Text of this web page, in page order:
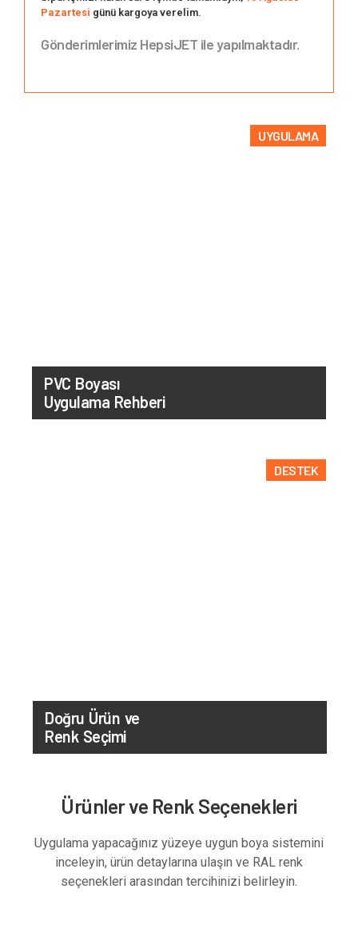
Pazartesi günü kargoya verelim.
Gönderimlerimiz HepsiJET ile yapılmaktadır.
UYGULAMA
PVC Boyası
Uygulama Rehberi
DESTEK
Doğru Ürün ve
Renk Seçimi
Ürünler ve Renk Seçenekleri
Uygulama yapacağınız yüzeye uygun boya sistemini
inceleyin, ürün detaylarına ulaşın ve RAL renk
seçenekleri arasından tercihinizi belirleyin.